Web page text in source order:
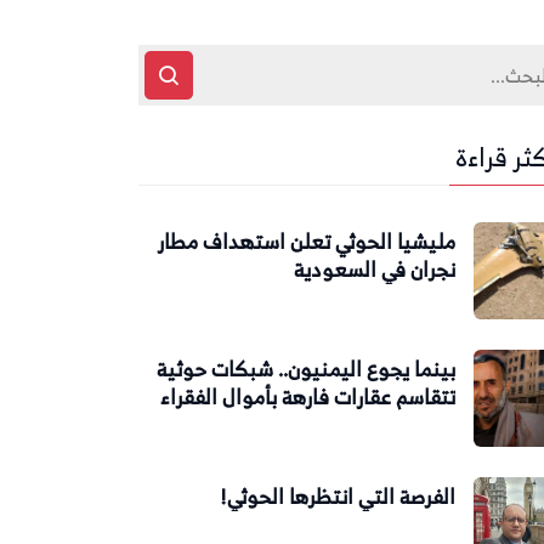
قراءة
مليشيا الحوثي تعلن استهداف مطار
نجران في السعودية
بينما يجوع اليمنيون.. شبكات حوثية
تتقاسم عقارات فارهة بأموال الفقراء
الفرصة التي انتظرها الحوثي!